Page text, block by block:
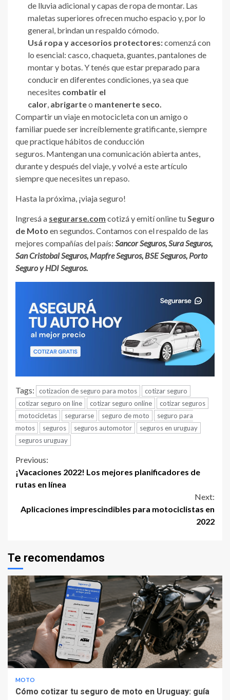
de lluvia adicional y capas de ropa de montar. Las
maletas superiores ofrecen mucho espacio y, por lo
general, brindan un respaldo cómodo.
Usá ropa y accesorios protectores:comenzá con
lo esencial: casco, chaqueta, guantes, pantalones de
montar y botas. Y tenés que estar preparado para
conducir en diferentes condiciones, ya sea que
necesites combatir el
calor, abrigarteo mantenerte seco.
Compartir un viaje en motocicleta con un amigo o
familiar puede ser increíblemente gratificante, siempre
que practique hábitos de conducción
seguros. Mantengan una comunicación abierta antes,
durante y después del viaje, y volvé a este artículo
siempre que necesites un repaso.
Hasta la próxima, ¡viaja seguro!
Ingresá a segurarse.com cotizá y emití online tuSeguro
de Moto en segundos. Contamos con el respaldo de las
mejores compañías del país: Sancor Seguros, Sura Seguros,
San Cristobal Seguros, Mapfre Seguros, BSE Seguros, Porto
Seguro y HDI Seguros.
Tags: cotizacion de seguro para motos
cotizar seguro
cotizar seguro on line
cotizar seguro online
cotizar seguros
motocicletas
segurarse seguro de moto
seguro para
motos
seguros seguros automotor
seguros en uruguay
seguros uruguay
Continue
Reading
Previous:
¡Vacaciones 2022! Los mejores planificadores de
rutas en línea
Next:
Aplicaciones imprescindibles para motociclistas en
2022
Te recomendamos
MOTO
Cómo cotizar tu seguro de moto en Uruguay: guía